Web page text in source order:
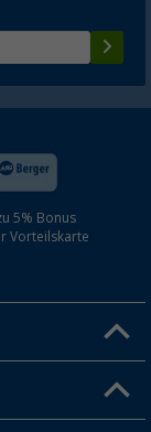
5% Bonus
Vorteilskarte